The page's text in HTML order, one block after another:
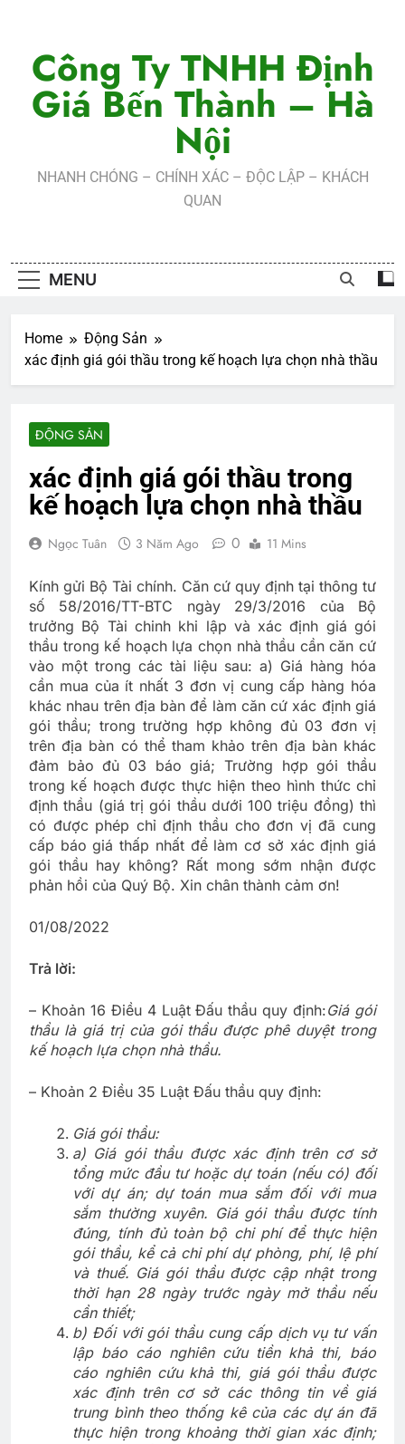
contentCông Ty TNHH Định
Giá Bến Thành – Hà
Nội
NHANH CHÓNG – CHÍNH XÁC – ĐỘC LẬP – KHÁCH
QUAN
MENU
Home
Động Sản
xác định giá gói thầu trong kế hoạch lựa chọn nhà thầu
ĐỘNG SẢN
xác định giá gói thầu trong
kế hoạch lựa chọn nhà thầu
Ngọc Tuân 3 Năm Ago 0 11 Mins
Kính gửi Bộ Tài chính. Căn cứ quy định tại thông tư
số 58/2016/TT-BTC ngày 29/3/2016 của Bộ
trưởng Bộ Tài chinh khi lập và xác định giá gói
thầu trong kế hoạch lựa chọn nhà thầu cần căn cứ
vào một trong các tài liệu sau: a) Giá hàng hóa
cần mua của ít nhất 3 đơn vị cung cấp hàng hóa
khác nhau trên địa bàn để làm căn cứ xác định giá
gói thầu; trong trường hợp không đủ 03 đơn vị
trên địa bàn có thể tham khảo trên địa bàn khác
đảm bảo đủ 03 báo giá; Trường hợp gói thầu
trong kế hoạch được thực hiện theo hình thức chỉ
định thầu (giá trị gói thầu dưới 100 triệu đồng) thì
có được phép chỉ định thầu cho đơn vị đã cung
cấp báo giá thấp nhất để làm cơ sở xác định giá
gói thầu hay không? Rất mong sớm nhận được
phản hồi của Quý Bộ. Xin chân thành cảm ơn!
01/08/2022
Trả lời:
– Khoản 16 Điều 4 Luật Đấu thầu quy định:Giá gói
thầu là giá trị của gói thầu được phê duyệt trong
kế hoạch lựa chọn nhà thầu.
– Khoản 2 Điều 35 Luật Đấu thầu quy định:
Giá gói thầu:
a) Giá gói thầu được xác định trên cơ sở
tổng mức đầu tư hoặc dự toán (nếu có) đối
với dự án; dự toán mua sắm đối với mua
sắm thường xuyên. Giá gói thầu được tính
đúng, tính đủ toàn bộ chi phí để thực hiện
gói thầu, kể cả chi phí dự phòng, phí, lệ phí
và thuế. Giá gói thầu được cập nhật trong
thời hạn 28 ngày trước ngày mở thầu nếu
cần thiết;
b) Đối với gói thầu cung cấp dịch vụ tư vấn
lập báo cáo nghiên cứu tiền khả thi, báo
cáo nghiên cứu khả thi, giá gói thầu được
xác định trên cơ sở các thông tin về giá
trung bình theo thống kê của các dự án đã
thực hiện trong khoảng thời gian xác định;